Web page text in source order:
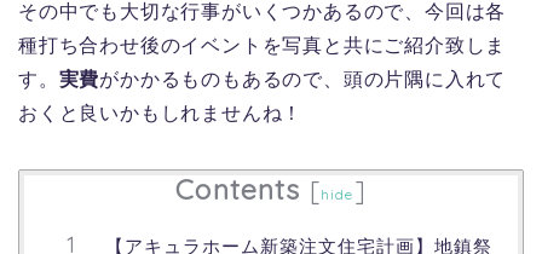
その中でも大切な行事がいくつかあるので、今回は各
種打ち合わせ後のイベントを写真と共にご紹介致しま
す。 実費がかかるものもあるので、頭の片隅に入れて
おくと良いかもしれませんね！
Contents [hide ]
【アキュラホーム新築注文住宅計画】地鎮祭